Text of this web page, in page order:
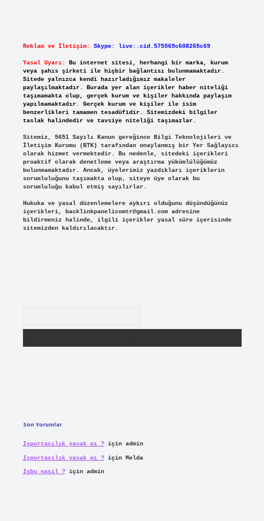
Reklam ve İletişim: Skype: live:.cid.575569c608265c69
Yasal Uyarı:
Bu internet sitesi, herhangi bir marka, kurum
veya şahıs şirketi ile hiçbir bağlantısı bulunmamaktadır.
Sitede yalnızca kendi hazırladığımız makaleler
paylaşılmaktadır. Burada yer alan içerikler haber niteliği
taşımamakta olup, gerçek kurum ve kişiler hakkında paylaşım
yapılmamaktadır. Gerçek kurum ve kişiler ile isim
benzerlikleri tamamen tesadüfidir. Sitemizdeki bilgiler
taslak halindedir ve tavsiye niteliği taşımazlar.
Sitemiz, 5651 Sayılı Kanun gereğince Bilgi Teknolojileri ve
İletişim Kurumu (BTK) tarafından onaylanmış bir Yer Sağlayıcı
olarak hizmet vermektedir. Bu nedenle, sitedeki içerikleri
proaktif olarak denetleme veya araştırma yükümlülüğümüz
bulunmamaktadır. Ancak, üyelerimiz yazdıkları içeriklerin
sorumluluğunu taşımakta olup, siteye üye olarak bu
sorumluluğu kabul etmiş sayılırlar.
Hukuka ve yasal düzenlemelere aykırı olduğunu düşündüğünüz
içerikleri, backlinkpanelicomtr@gmail.comadresine
bildirmeniz halinde, ilgili içerikler yasal süre içerisinde
sitemizden kaldırılacaktır.
Son Yorumlar
Işportacılık yasak mı ?için admin
Işportacılık yasak mı ?için Melda
Işbu nasil ?için admin